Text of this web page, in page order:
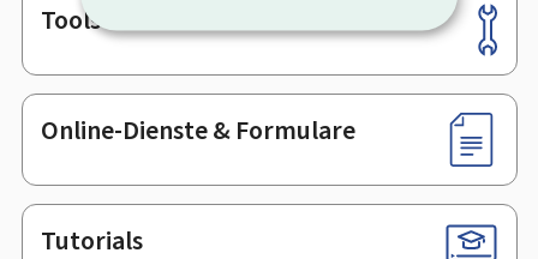
Footer
Tools
Online-Dienste & Formulare
Tutorials